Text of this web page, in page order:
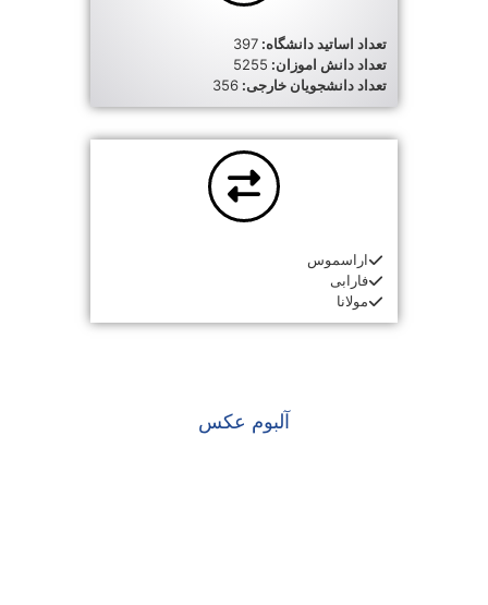
تعداد اساتید دانشگاه: 397
تعداد دانش اموزان: 5255
تعداد دانشجویان خارجی: 356
اراسموس
فارابی
مولانا
آلبوم عکس